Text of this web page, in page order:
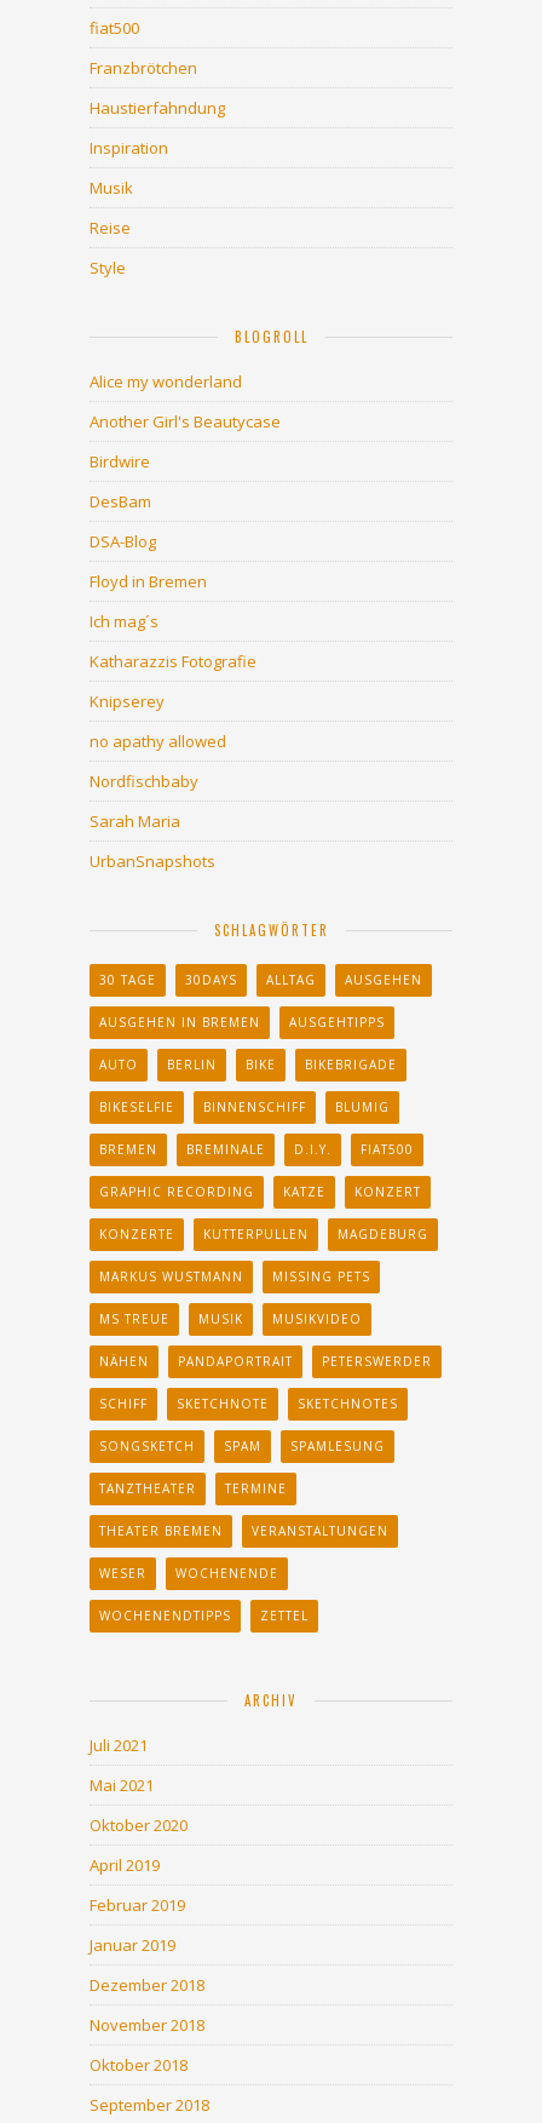
fiat500
Franzbrötchen
Haustierfahndung
Inspiration
Musik
Reise
Style
BLOGROLL
Alice my wonderland
Another Girl's Beautycase
Birdwire
DesBam
DSA-Blog
Floyd in Bremen
Ich mag´s
Katharazzis Fotografie
Knipserey
no apathy allowed
Nordfischbaby
Sarah Maria
UrbanSnapshots
SCHLAGWÖRTER
30 TAGE 30DAYS ALLTAG AUSGEHEN
AUSGEHEN IN BREMEN AUSGEHTIPPS
AUTO BERLIN BIKE BIKEBRIGADE
BIKESELFIE BINNENSCHIFF BLUMIG
BREMEN BREMINALE D.I.Y. FIAT500
GRAPHIC RECORDING KATZE KONZERT
KONZERTE KUTTERPULLEN MAGDEBURG
MARKUS WUSTMANN MISSING PETS
MS TREUE MUSIK MUSIKVIDEO
NÄHEN PANDAPORTRAIT PETERSWERDER
SCHIFF SKETCHNOTE SKETCHNOTES
SONGSKETCH SPAM SPAMLESUNG
TANZTHEATER TERMINE
THEATER BREMEN VERANSTALTUNGEN
WESER WOCHENENDE
WOCHENENDTIPPS ZETTEL
ARCHIV
Juli 2021
Mai 2021
Oktober 2020
April 2019
Februar 2019
Januar 2019
Dezember 2018
November 2018
Oktober 2018
September 2018